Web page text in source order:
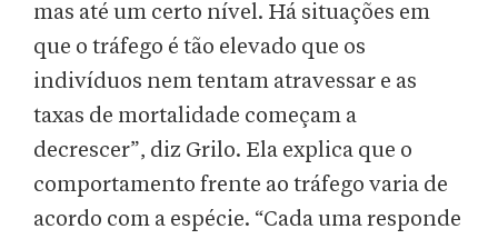
mas até um certo nível. Há situações em
que o tráfego é tão elevado que os
indivíduos nem tentam atravessar e as
taxas de mortalidade começam a
decrescer”, diz Grilo. Ela explica que o
comportamento frente ao tráfego varia de
acordo com a espécie. “Cada uma responde